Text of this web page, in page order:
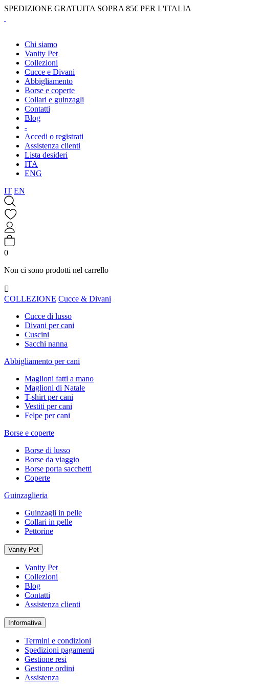
SPEDIZIONE GRATUITA SOPRA 85€ PER L'ITALIA
Chi siamo
Vanity Pet
Collezioni
Cucce e Divani
Abbigliamento
Borse e coperte
Collari e guinzagli
Contatti
Blog
-
Accedi o registrati
Assistenza clienti
Lista desideri
ITA
ENG
IT EN
0
Non ci sono prodotti nel carrello

COLLEZIONE Cucce & Divani
Cucce di lusso
Divani per cani
Cuscini
Sacchi nanna
Abbigliamento per cani
Maglioni fatti a mano
Maglioni di Natale
T-shirt per cani
Vestiti per cani
Felpe per cani
Borse e coperte
Borse di lusso
Borse da viaggio
Borse porta sacchetti
Coperte
Guinzaglieria
Guinzagli in pelle
Collari in pelle
Pettorine
Vanity Pet
Vanity Pet
Collezioni
Blog
Contatti
Assistenza clienti
Informativa
Termini e condizioni
Spedizioni pagamenti
Gestione resi
Gestione ordini
Assistenza